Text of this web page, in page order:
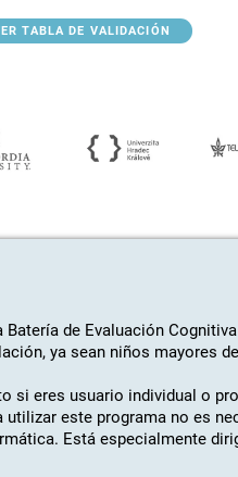
TABLA DE VALIDACIÓN
Batería de Evaluación
ya sean niños mayores
si eres usuario individual o
utilizar este programa no es
Está especialmente